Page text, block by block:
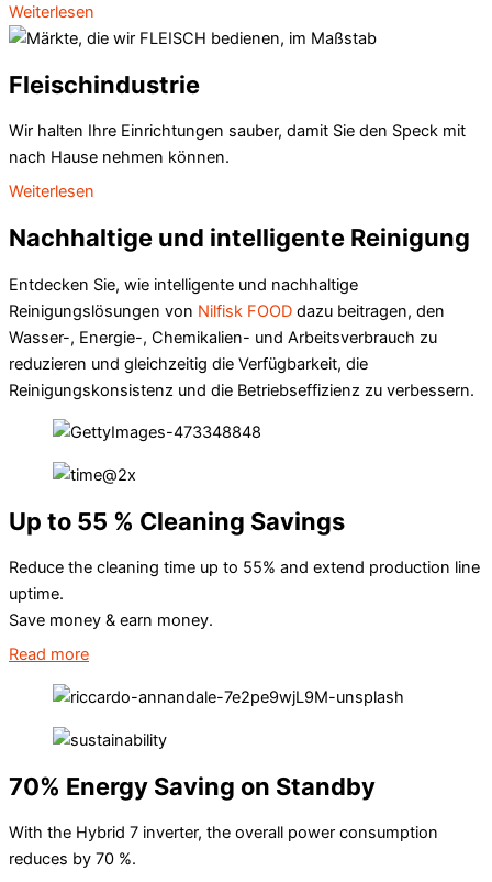
Weiterlesen
Fleischindustrie
Wir halten Ihre Einrichtungen sauber, damit Sie den Speck mit
nach Hause nehmen können.
Weiterlesen
Nachhaltige und intelligente Reinigung
Entdecken Sie, wie intelligente und nachhaltige
Reinigungslösungen von Nilfisk FOOD dazu beitragen, den
Wasser-, Energie-, Chemikalien- und Arbeitsverbrauch zu
reduzieren und gleichzeitig die Verfügbarkeit, die
Reinigungskonsistenz und die Betriebseffizienz zu verbessern.
Up to 55 % Cleaning Savings
Reduce the cleaning time up to 55% and extend production line
uptime.
Save money & earn money.
Read more
70% Energy Saving on Standby
With the Hybrid 7 inverter, the overall power consumption
reduces by 70 %.